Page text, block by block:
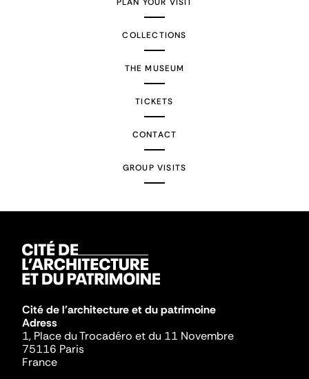
PLAN YOUR VISIT
COLLECTIONS
THE MUSEUM
TICKETS
CONTACT
GROUP VISITS
Cité de l'architecture et du patrimoine
Adress
1, Place du Trocadéro et du 11 Novembre
75116 Paris
France